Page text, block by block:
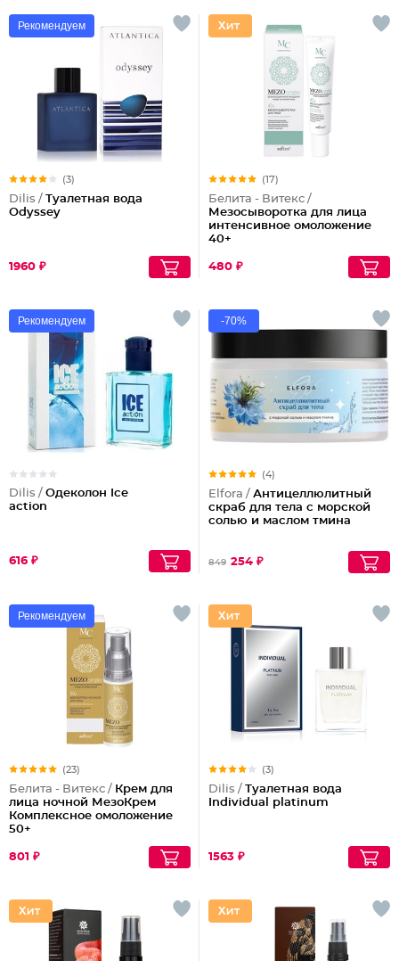
Рекомендуем
(3)
Dilis / Туалетная вода
Odyssey
1960 ₽
(17)
Белита - Витекс /
Мезосыворотка для лица
интенсивное омоложение
40+
480 ₽
Рекомендуем
Dilis / Одеколон Ice
action
616 ₽
-70%
(4)
Elfora / Антицеллюлитный
скраб для тела с морской
солью и маслом тмина
849 254 ₽
Рекомендуем
(23)
Белита - Витекс / Крем для
лица ночной МезоКрем
Комплексное омоложение
50+
801 ₽
(3)
Dilis / Туалетная вода
Individual platinum
1563 ₽